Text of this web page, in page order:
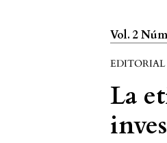
Vol. 2
EDITORIAL
La